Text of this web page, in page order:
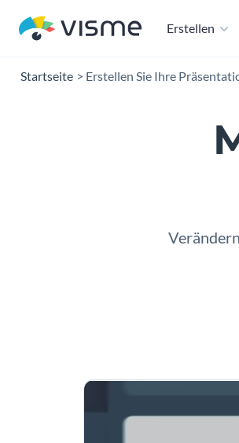
Erstellen
Startseite Erstellen Sie Ihre